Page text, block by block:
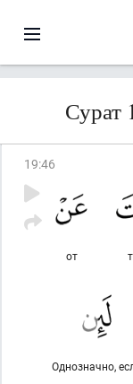
19:46
от
Однозначно,